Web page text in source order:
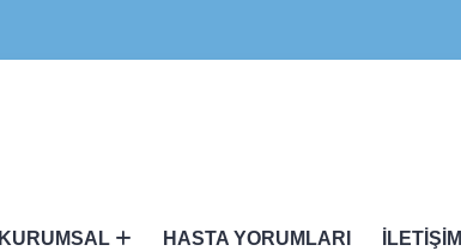
KURUMSAL HASTA YORUMLARI İLETIŞIM